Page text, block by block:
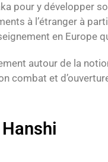
pour y développer
à l’étranger à
en Europe
autour de la
combat et